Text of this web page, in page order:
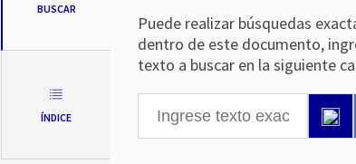
BUSCAR
ÍNDICE
Puede realizar búsquedas
dentro de este documento,
texto a buscar en la siguiente